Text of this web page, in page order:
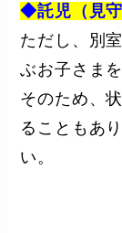
◆託児（見守
ただし、別
ぶお子さま
そのため、
ることもあ
い。